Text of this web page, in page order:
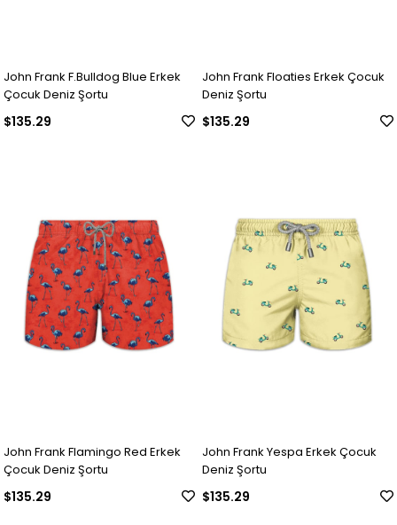
John Frank F.Bulldog Blue Erkek
Çocuk Deniz Şortu
$135.29
John Frank Floaties Erkek Çocuk
Deniz Şortu
$135.29
John Frank Flamingo Red Erkek
Çocuk Deniz Şortu
$135.29
John Frank Yespa Erkek Çocuk
Deniz Şortu
$135.29